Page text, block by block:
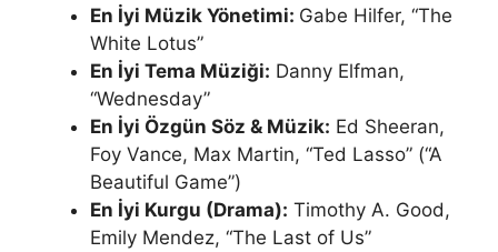
En İyi Müzik Yönetimi: Gabe Hilfer, “The
White Lotus”
En İyi Tema Müziği: Danny Elfman,
“Wednesday”
En İyi Özgün Söz & Müzik: Ed Sheeran,
Foy Vance, Max Martin, “Ted Lasso” (“A
Beautiful Game”)
En İyi Kurgu (Drama): Timothy A. Good,
Emily Mendez, “The Last of Us”